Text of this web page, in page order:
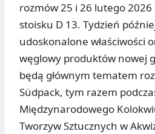
rozmów 25 i 26 lutego
stoisku D 13. Tydzień
udoskonalone właściwości
węglowy produktów nowej
będą głównym tematem
Südpack, tym razem
Międzynarodowego
Tworzyw Sztucznych w